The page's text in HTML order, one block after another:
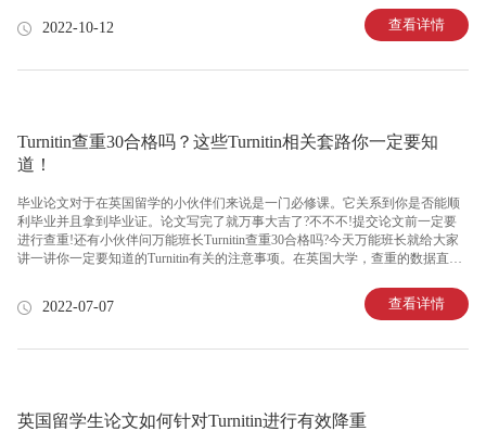
重视的。作为英国以学校质量而闻名的学府之一，华威大学对于Turnitin查重率
要求也是非常严格的，可以说是不经历一番脱变，很难从这里顺利毕业。这也
份Turnitin查重降重指南，已经送达!速来围观!1、更换图片法Turnitin查重系统是
2022-10-12 查看详情
Turnitin查重30合格吗？这些Turnitin相关套路你一定要知
道！
毕业论文对于在英国留学的小伙伴们来说是一门必修课。它关系到你是否能顺
利毕业并且拿到毕业证。论文写完了就万事大吉了?不不不!提交论文前一定要
进行查重!还有小伙伴问万能班长Turnitin查重30合格吗?今天万能班长就给大家
讲一讲你一定要知道的Turnitin有关的注意事项。在英国大学，查重的数据直接
西凑的小伙伴的抄作业把戏。每个学校对于论文的要求是不一样的，因此大家
在进行论文查重之前，需要了解清楚自己所在高校是使用什么样的论文查重系
至35%通常会被扣一定的分数，这还必须是学生严格按照引用格式给出了citation
2022-07-07 查看详情
英国留学生论文如何针对Turnitin进行有效降重